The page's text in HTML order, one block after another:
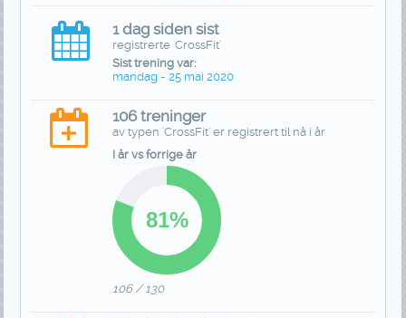
1 dag siden sist
registrerte 'CrossFit'
Sist trening var:
mandag - 25 mai 2020
106 treninger
av typen 'CrossFit' er registrert til nå i år
I år vs forrige år
106 / 130